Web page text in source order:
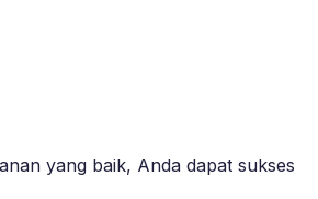
yang baik, Anda dapat sukses